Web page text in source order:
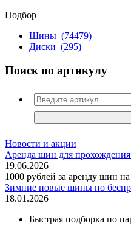
Подбор
Шины (74479)
Диски (295)
Поиск по артикулу
Новости и акции
Аренда шин для прохождения
19.06.2026
1000 рублей за аренду шин
Зимние новые шины по
18.01.2026
Быстрая подборка по